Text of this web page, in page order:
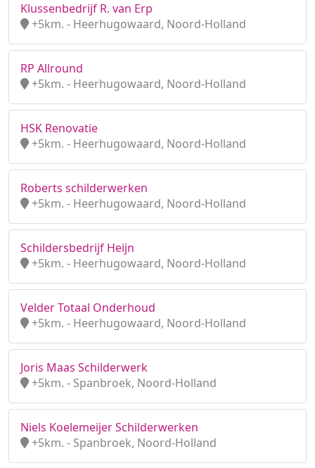
Klussenbedrijf R. van Erp
+5km. - Heerhugowaard, Noord-Holland
RP Allround
+5km. - Heerhugowaard, Noord-Holland
HSK Renovatie
+5km. - Heerhugowaard, Noord-Holland
Roberts schilderwerken
+5km. - Heerhugowaard, Noord-Holland
Schildersbedrijf Heijn
+5km. - Heerhugowaard, Noord-Holland
Velder Totaal Onderhoud
+5km. - Heerhugowaard, Noord-Holland
Joris Maas Schilderwerk
+5km. - Spanbroek, Noord-Holland
Niels Koelemeijer Schilderwerken
+5km. - Spanbroek, Noord-Holland